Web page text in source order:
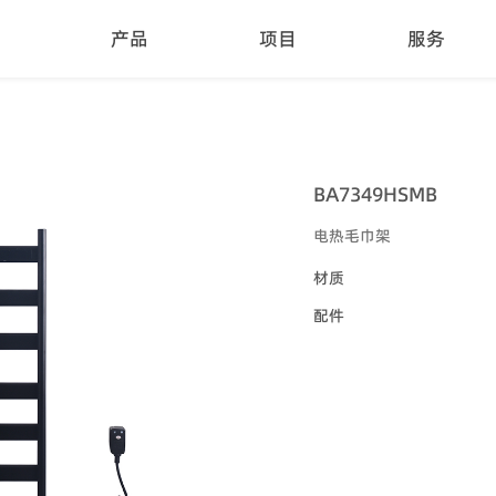
产品 项目 服务
BA7349HSMB
电热毛巾架
材质
配件